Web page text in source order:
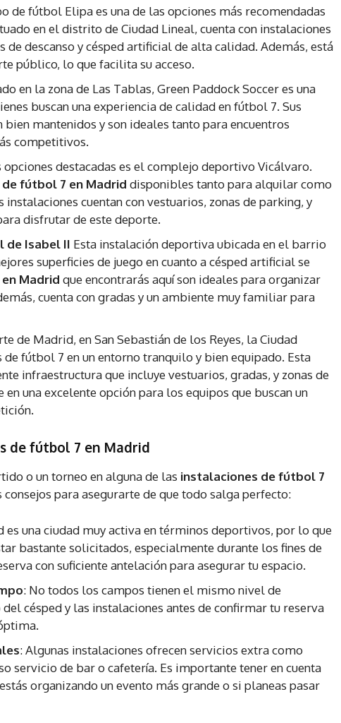
de fútbol Elipa es una de las opciones más recomendadas
en el distrito de Ciudad Lineal, cuenta con instalaciones
descanso y césped artificial de alta calidad. Además, está
público, lo que facilita su acceso.
en la zona de Las Tablas, Green Paddock Soccer es una
buscan una experiencia de calidad en fútbol 7. Sus
mantenidos y son ideales tanto para encuentros
competitivos.
opciones destacadas es el complejo deportivo Vicálvaro.
fútbol 7 en Madrid disponibles tanto para alquilar como
cuentan con vestuarios, zonas de parking, y
disfrutar de este deporte.
de Isabel II Esta instalación deportiva ubicada en el barrio
superficies de juego en cuanto a césped artificial se
Madrid que encontrarás aquí son ideales para organizar
cuenta con gradas y un ambiente muy familiar para
de Madrid, en San Sebastián de los Reyes, la Ciudad
fútbol 7 en un entorno tranquilo y bien equipado. Esta
infraestructura que incluye vestuarios, gradas, y zonas de
una excelente opción para los equipos que buscan un
de fútbol 7 en Madrid
o un torneo en alguna de las instalaciones de fútbol 7
consejos para asegurarte de que todo salga perfecto:
es una ciudad muy activa en términos deportivos, por lo que
bastante solicitados, especialmente durante los fines de
con suficiente antelación para asegurar tu espacio.
: No todos los campos tienen el mismo nivel de
césped y las instalaciones antes de confirmar tu reserva
: Algunas instalaciones ofrecen servicios extra como
servicio de bar o cafetería. Es importante tener en cuenta
organizando un evento más grande o si planeas pasar